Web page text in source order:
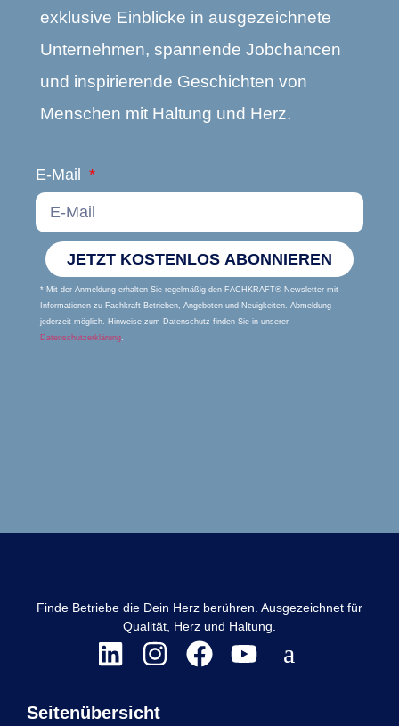
exklusive Einblicke in ausgezeichnete
Unternehmen, spannende Jobchancen
und inspirierende Geschichten von
Menschen mit Haltung und Herz.
E-Mail
JETZT KOSTENLOS ABONNIEREN
* Mit der Anmeldung erhalten Sie regelmäßig den FACHKRAFT® Newsletter mit
Informationen zu Fachkraft-Betrieben, Angeboten und Neuigkeiten. Abmeldung
jederzeit möglich. Hinweise zum Datenschutz finden Sie in unserer
Datenschutzerklärung.
Finde Betriebe die Dein Herz berühren. Ausgezeichnet für
Qualität, Herz und Haltung.
Seitenübersicht